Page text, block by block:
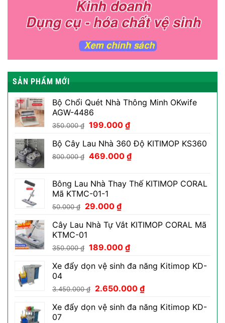
SẢN PHẨM MỚI
Bộ Chổi Quét Nhà Thông Minh OKwife
AGW-4486
350.000₫ Giá
là:
350.000 ₫.
199.000 ₫Giá
tại
là:
Bộ Cây Lau Nhà 360 Độ KITIMOP KS360
800.000₫ Giá
800.000 ₫.
469.000 ₫Giá
là:
Bông Lau Nhà Thay Thế KITIMOP CORAL
Mã KTMC-01-1
50.000₫
Giá
là:
50.000 ₫.
29.000 ₫Giá
tại
29.000 ₫.
Cây Lau Nhà Tự Vắt KITIMOP CORAL Mã
KTMC-01
350.000₫ Giá
là:
189.000 ₫Giá
tại
189.000 ₫.
Xe đẩy dọn vệ sinh đa năng Kitimop KD-
04
3.450.000₫
Giá
là:
2.650.000 ₫Giá
tại
Xe đẩy dọn vệ sinh đa năng Kitimop KD-
07